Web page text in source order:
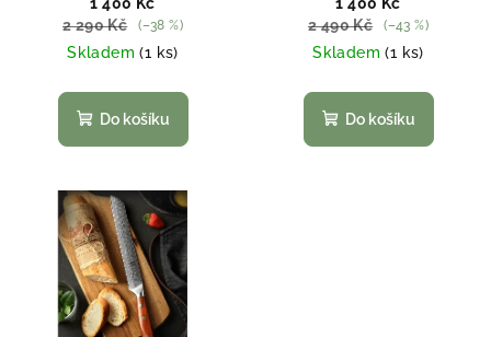
1 400 Kč
2 290 Kč
(–38 %)
Skladem(1 ks)
Do košíku
1 400 Kč
2 490 Kč
(–43 %)
Skladem(1 ks)
Do košíku